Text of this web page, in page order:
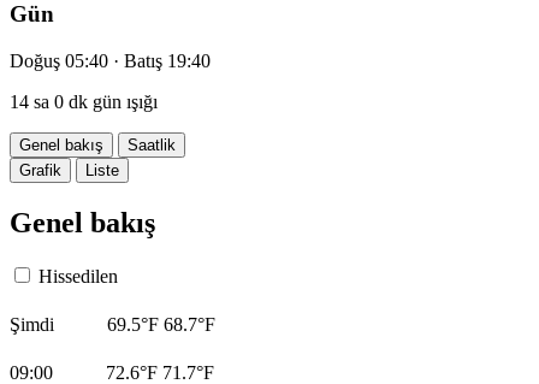
Gün
Doğuş 05:40 · Batış 19:40
14 sa 0 dk gün ışığı
Genel bakış
Saatlik
Grafik
Liste
Genel bakış
Hissedilen
Şimdi 69.5°F 68.7°F
09:00 72.6°F 71.7°F